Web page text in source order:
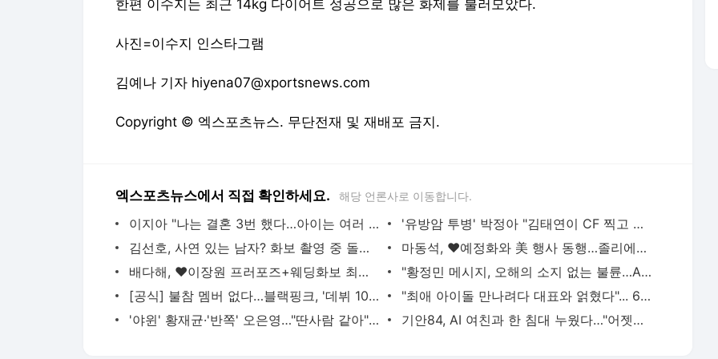
한편 이수지는 최근 14kg 다이어트 성공으로 많은 화제를 불러모았다.
사진=이수지 인스타그램
김예나 기자 hiyena07@xportsnews.com
Copyright © 엑스포츠뉴스. 무단전재 및 재배포 금지.
엑스포츠뉴스에서 직접 확인하세요. 해당 언론사로 이동합니다.
이지아 "나는 결혼 3번 했다…아이는 여러 명"
'유방암 투병' 박정아 "김태연이 CF 찍고 거액 용돈 줘"
김선호, 사연 있는 남자? 화보 촬영 중 돌연 눈물 뚝뚝
마동석, ♥예정화와 美 행사 동행…졸리에게 소개도
배다해, ♥이장원 프러포즈+웨딩화보 최초 공개
"황정민 메시지, 오해의 소지 없는 불륜…A씨는 스토킹" 현직 변호사 해석 [엑's 이슈]
[공식] 불참 멤버 없다…블랙핑크, '데뷔 10주년' 전원 참석
"최애 아이돌 만나려다 대표와 얽혔다"... 6억뷰 웹툰 원작 '최애의 사원'
'야윈' 황재균·'반쪽' 오은영…"딴사람 같아" 측근도 놀란 감량법 뭐길래 [엑's 이슈]
기안84, AI 여친과 한 침대 누웠다…"어젯밤 어땠어?" (기이안 연애)